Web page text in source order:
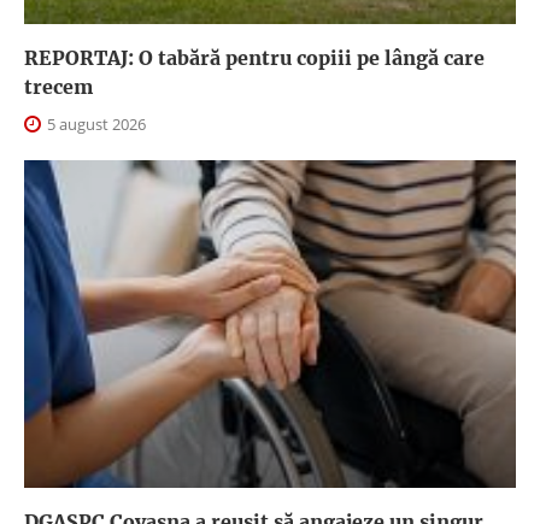
REPORTAJ: O tabără pentru copiii pe lângă care
trecem
5 august 2026